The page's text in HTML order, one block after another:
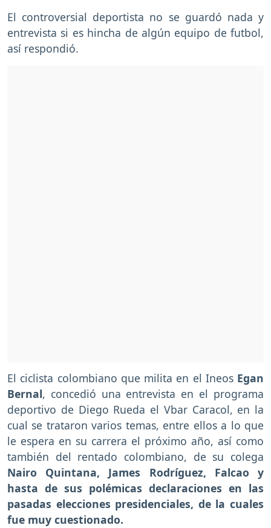
El controversial deportista no se guardó nada y
entrevista si es hincha de algún equipo de futbol,
así respondió.
El ciclista colombiano que milita en el Ineos Egan
Bernal, concedió una entrevista en el programa
deportivo de Diego Rueda el Vbar Caracol, en la
cual se trataron varios temas, entre ellos a lo que
le espera en su carrera el próximo año, así como
también del rentado colombiano, de su colega
Nairo Quintana, James Rodríguez, Falcao y
hasta de sus polémicas declaraciones en las
pasadas elecciones presidenciales, de la cuales
fue muy cuestionado.